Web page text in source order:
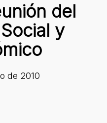
del
y
de 2010